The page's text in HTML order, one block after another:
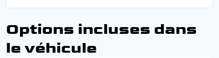
Options incluses dans
le véhicule